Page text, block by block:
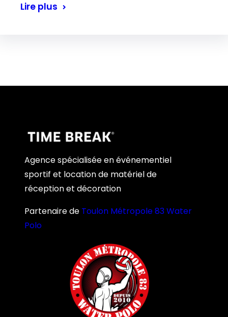
Lire plus
Agence spécialisée en événementiel
sportif et location de matériel de
réception et décoration
Partenaire de Toulon Métropole 83 Water
Polo